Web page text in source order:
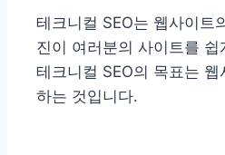
테크니컬 SEO는 웹사이트
진이 여러분의 사이트를
테크니컬 SEO의 목표는
하는 것입니다.